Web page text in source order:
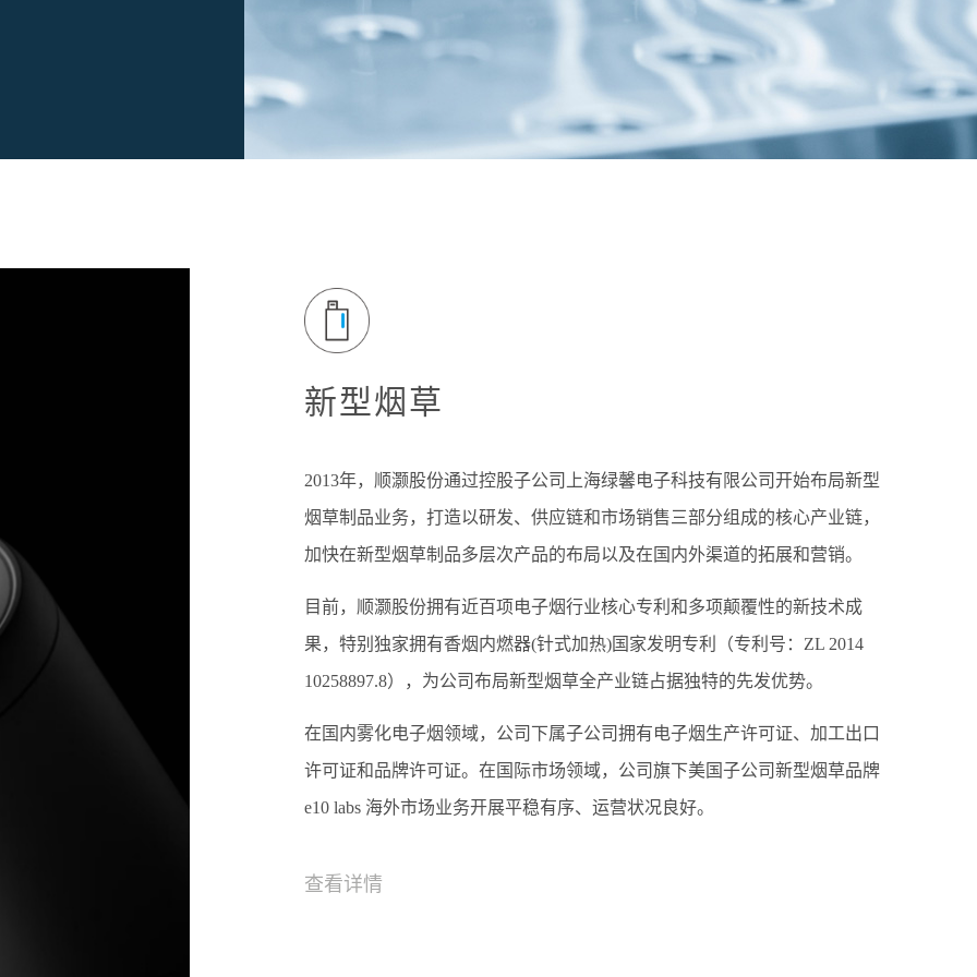
新型烟草
2013年，顺灏股份通过控股子公司上海绿馨电子科技有限公司开始布局新型
烟草制品业务，打造以研发、供应链和市场销售三部分组成的核心产业链，
加快在新型烟草制品多层次产品的布局以及在国内外渠道的拓展和营销。
目前，顺灏股份拥有近百项电子烟行业核心专利和多项颠覆性的新技术成
果，特别独家拥有香烟内燃器(针式加热)国家发明专利（专利号：ZL 2014
10258897.8），为公司布局新型烟草全产业链占据独特的先发优势。
在国内雾化电子烟领域，公司下属子公司拥有电子烟生产许可证、加工出口
许可证和品牌许可证。在国际市场领域，公司旗下美国子公司新型烟草品牌
e10 labs 海外市场业务开展平稳有序、运营状况良好。
查看详情